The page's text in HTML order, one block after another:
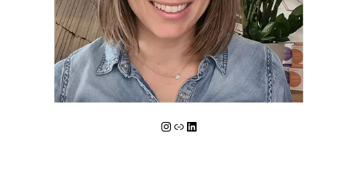
Instagram Lien LinkedIn